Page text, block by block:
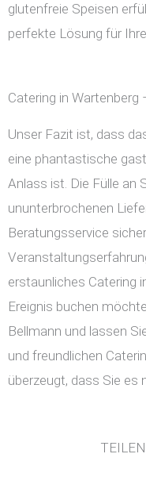
glutenfreie Speisen
perfekte Lösung für
Catering in
Unser Fazit ist, dass
eine phantastische
Anlass ist. Die Fülle an
ununterbrochenen
Beratungsservice
erstaunliches Catering
Ereignis buchen
Bellmann und lassen
und freundlichen
überzeugt, dass Sie es